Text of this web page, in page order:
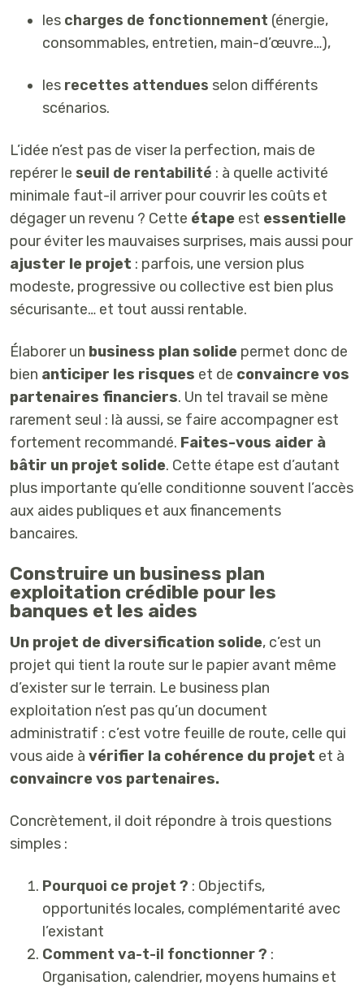
les charges de fonctionnement (énergie,
consommables, entretien, main-d’œuvre…),
les recettes attendues selon différents
scénarios.
L’idée n’est pas de viser la perfection, mais de
repérer le seuil de rentabilité : à quelle activité
minimale faut-il arriver pour couvrir les coûts et
dégager un revenu ? Cette étape est essentielle
pour éviter les mauvaises surprises, mais aussi pour
ajuster le projet : parfois, une version plus
modeste, progressive ou collective est bien plus
sécurisante… et tout aussi rentable.
Élaborer un business plan solide permet donc de
bien anticiper les risques et de convaincre vos
partenaires financiers. Un tel travail se mène
rarement seul : là aussi, se faire accompagner est
fortement recommandé. Faites-vous aider à
bâtir un projet solide. Cette étape est d’autant
plus importante qu’elle conditionne souvent l’accès
aux aides publiques et aux financements
bancaires.
Construire un business plan
exploitation crédible pour les
banques et les aides
Un projet de diversification solide, c’est un
projet qui tient la route sur le papier avant même
d’exister sur le terrain. Le business plan
exploitation n’est pas qu’un document
administratif : c’est votre feuille de route, celle qui
vous aide à vérifier la cohérence du projet et à
convaincre vos partenaires.
Concrètement, il doit répondre à trois questions
simples :
Pourquoi ce projet ? : Objectifs,
opportunités locales, complémentarité avec
l’existant
Comment va-t-il fonctionner ? :
Organisation, calendrier, moyens humains et